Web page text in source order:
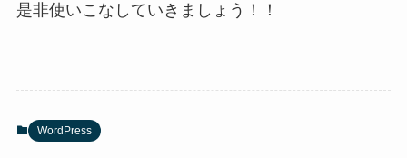
是非使いこなしていきましょう！！
WordPress